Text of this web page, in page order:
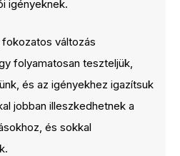
igényeknek.
fokozatos változás
folyamatosan teszteljük,
és az igényekhez igazítsuk
jobban illeszkedhetnek a
és sokkal